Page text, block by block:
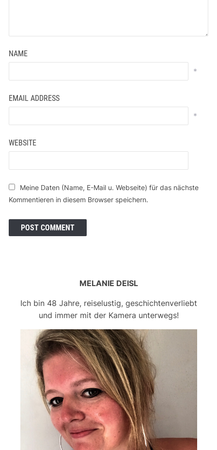
NAME
*
EMAIL ADDRESS
*
WEBSITE
Meine Daten (Name, E-Mail u. Webseite) für das nächste
Kommentieren in diesem Browser speichern.
MELANIE DEISL
Ich bin 48 Jahre, reiselustig, geschichtenverliebt
und immer mit der Kamera unterwegs!